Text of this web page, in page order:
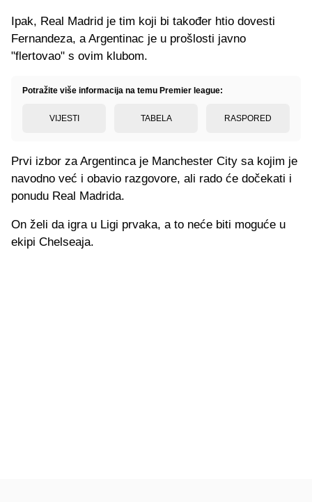
Ipak, Real Madrid je tim koji bi također htio dovesti
Fernandeza, a Argentinac je u prošlosti javno
"flertovao" s ovim klubom.
Potražite više informacija na temu Premier league:
VIJESTI TABELA RASPORED
Prvi izbor za Argentinca je Manchester City sa kojim je
navodno već i obavio razgovore, ali rado će dočekati i
ponudu Real Madrida.
On želi da igra u Ligi prvaka, a to neće biti moguće u
ekipi Chelseaja.